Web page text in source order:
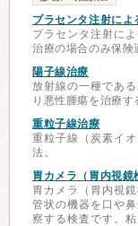
プラセンタ注射に
プラセンタ注射に
治療の場合のみ保険
陽子線治療
放射線の一種であ
り悪性腫瘍を治療す
重粒子線治療
重粒子線（炭素イ
法。
胃カメラ（胃内視鏡
胃カメラ（胃内視
管状の機器を口や
察する検査です。